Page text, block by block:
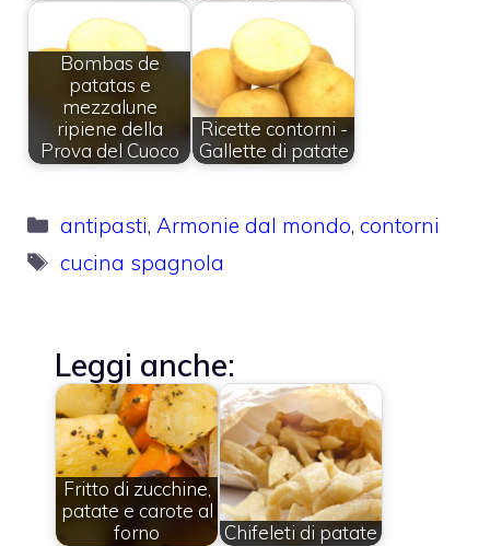
Bombas de
patatas e
mezzalune
ripiene della
Prova del Cuoco
Ricette contorni -
Gallette di patate
Categorie
antipasti,Armonie dal mondo,contorni
Tag
cucina spagnola
Leggi anche:
Fritto di zucchine,
patate e carote al
forno
Chifeleti di patate